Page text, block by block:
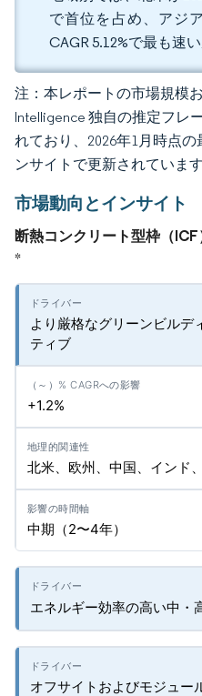
で首位を占め、アジ
CAGR 5.12%で最も速
注：本レポートの市場規模
Intelligence 独自の推定フレ
れており、2026年1月時点
ンサイトで更新されています
市場動向とインサイト
断熱コンクリート型枠（
*
より厳格なグリーンビルデ
ティブ
+1.2%
北米、欧州、中国、インド
中期（2〜4年）
エネルギー効率の高い中・
オフサイトおよびモジュー